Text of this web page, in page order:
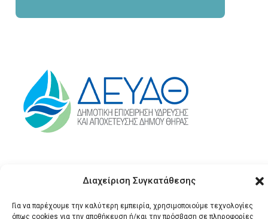
Διαχείριση Συγκατάθεσης
Για να παρέχουμε την καλύτερη εμπειρία, χρησιμοποιούμε τεχνολογίες
όπως cookies για την αποθήκευση ή/και την πρόσβαση σε πληροφορίες